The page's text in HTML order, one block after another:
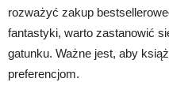
rozważyć zakup
fantastyki, warto zastanowić
gatunku. Ważne jest, aby
preferencjom.